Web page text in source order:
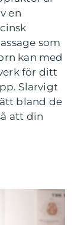
en
som
kan med
för ditt
Slarvigt
bland de
att din